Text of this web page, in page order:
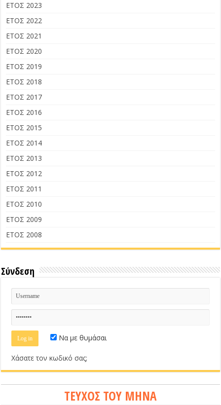
ΕΤΟΣ 2023
ΕΤΟΣ 2022
ΕΤΟΣ 2021
ΕΤΟΣ 2020
ΕΤΟΣ 2019
ΕΤΟΣ 2018
ΕΤΟΣ 2017
ΕΤΟΣ 2016
ΕΤΟΣ 2015
ΕΤΟΣ 2014
ΕΤΟΣ 2013
ΕΤΟΣ 2012
ΕΤΟΣ 2011
ΕΤΟΣ 2010
ΕΤΟΣ 2009
ΕΤΟΣ 2008
Σύνδεση
Να με θυμάσαι
Χάσατε τον κωδικό σας;
ΤΕΥΧΟΣ ΤΟΥ ΜΗΝΑ